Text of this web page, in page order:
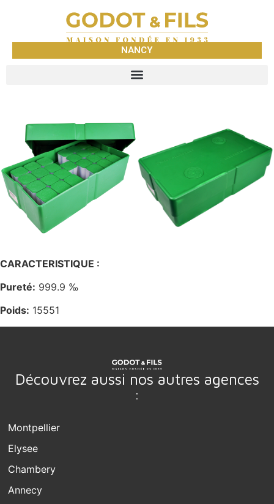
NANCY
CARACTERISTIQUE :
Pureté: 999.9 ‰
Poids: 15551
Découvrez aussi nos autres agences
:
Montpellier
Elysee
Chambery
Annecy